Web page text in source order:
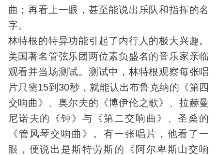
曲；再看上一眼，甚至能说出乐队和指挥的名
字。
林特根的特异功能引起了内行人的极大兴趣。
美国著名管弦乐团两位素负盛名的音乐家亲临
观看并当场测试。测试中，林特根观察每张唱
片只需15到30秒，就能认出布鲁克纳的《第四
交响曲》、奥尔夫的《博伊伦之歌》、拉赫曼
尼诺夫的《钟》与《第二交响曲》、圣桑的
《管风琴交响曲》。有一张唱片，他看了一
眼，便说出是斯特劳斯的《阿尔卑斯山交响